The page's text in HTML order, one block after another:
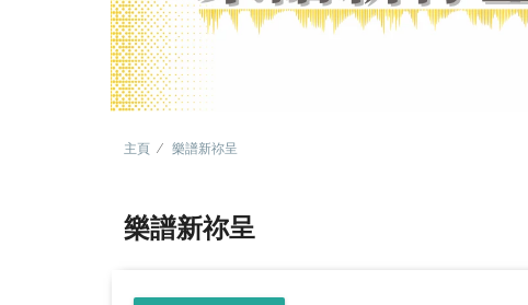
主頁 樂譜新祢呈
樂譜新祢呈